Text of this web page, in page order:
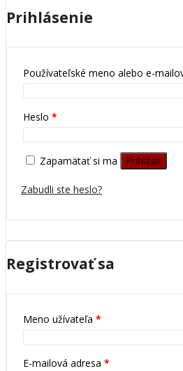
Prihlásenie
Používateľské meno alebo e-
Heslo *
Zapamätať si ma Prihlásiť
Zabudli ste heslo?
Registrovať sa
Meno užívateľa *
E-mailová adresa *